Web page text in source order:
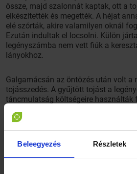
Beleegyezés Részletek
össze, majd szalonnát kaptak, ott a
elkészítették és megették. A héjat
elé szórták, akire valamilyen oknál
Ezután indultak el locsolni. Külön
legényszámba nem vett fiúk a
lányokhoz.
Galgamácsán az öntözés után volt a
tojásszedés. A gyűjtött tojást a
táncmulatság költségeire használták
Egyes településeken nem volt
locsolással egyenértékű vesszőzés
Az Észak-Dunántúl szlovák